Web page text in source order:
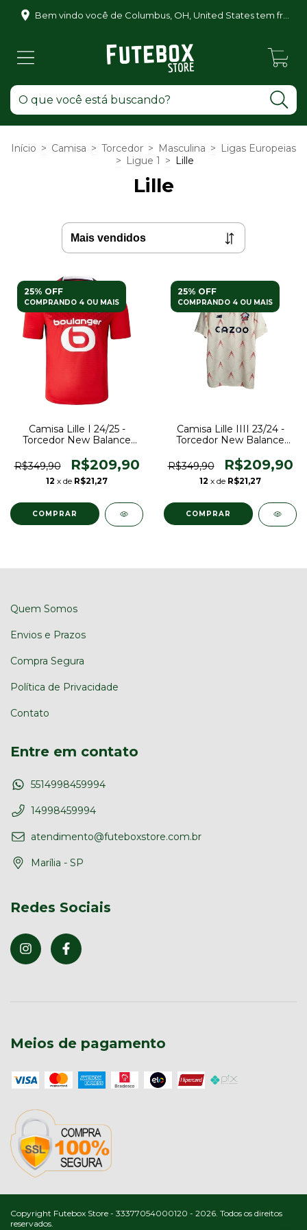
Início > Camisa > Torcedor > Masculina > Ligas Europeias
> Ligue 1 > Lille
Lille
25% OFF
COMPRANDO 4 OU MAIS
Camisa Lille I 24/25 -
Torcedor New Balance
detalhes em azul
R$349,90 R$209,90
12 x de R$21,27
COMPRAR
25% OFF
COMPRANDO 4 OU MAIS
Camisa Lille IIII 23/24 -
Torcedor New Balance
detalhes em azul e
vermelho
R$349,90 R$209,90
12 x de R$21,27
COMPRAR
Quem Somos
Envios e Prazos
Compra Segura
Política de Privacidade
Contato
Entre em contato
5514998459994
14998459994
atendimento@futeboxstore.com.br
Marília - SP
Redes Sociais
Meios de pagamento
Copyright Futebox Store - 33377054000120 - 2026. Todos os direitos
reservados.